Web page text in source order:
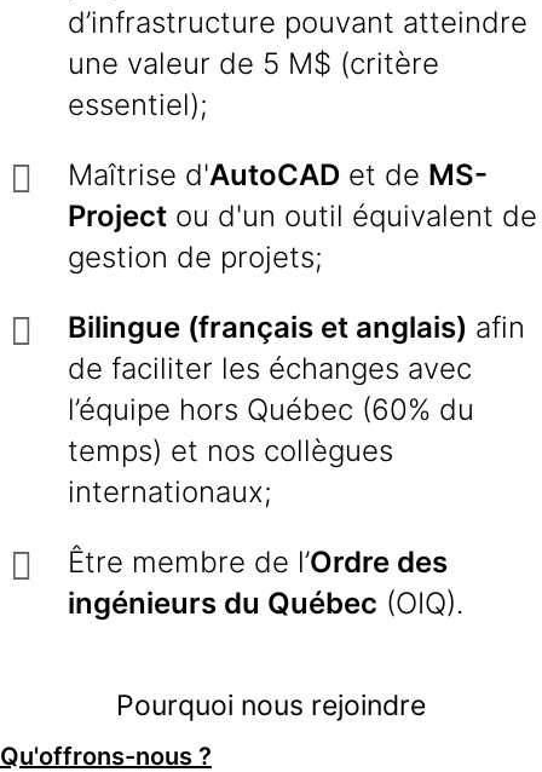
d’infrastructure pouvant atteindre
une valeur de 5 M$ (critère
essentiel);
Maîtrise d'AutoCAD et de MS-
Project ou d'un outil équivalent de
gestion de projets;
Bilingue (français et anglais) afin
de faciliter les échanges avec
l’équipe hors Québec (60% du
temps) et nos collègues
internationaux;
Être membre de l’Ordre des
ingénieurs du Québec (OIQ).
Pourquoi nous rejoindre
Qu'offrons-nous ?